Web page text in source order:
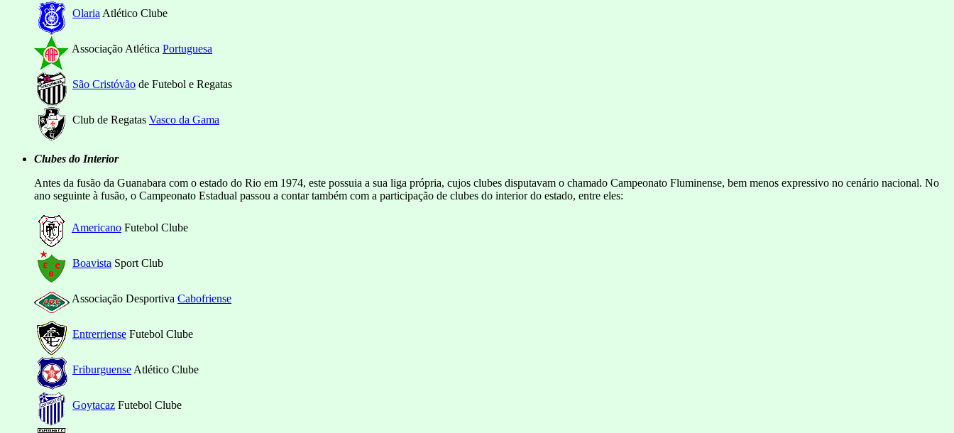
Olaria Atlético Clube
Associação Atlética Portuguesa
São Cristóvão de Futebol e Regatas
Club de Regatas Vasco da Gama
Clubes do Interior
Antes da fusão da Guanabara com o estado do Rio em 1974, este possuia a sua liga própria, cujos clubes disputavam o chamado Campeonato Fluminense, bem menos expressivo no cenário nacional. No
ano seguinte à fusão, o Campeonato Estadual passou a contar também com a participação de clubes do interior do estado, entre eles:
Americano Futebol Clube
Boavista Sport Club
Associação Desportiva Cabofriense
Entrerriense Futebol Clube
Friburguense Atlético Clube
Goytacaz Futebol Clube